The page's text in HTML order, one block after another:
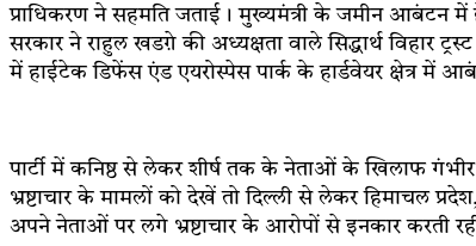
प्राधिकरण ने सहमति जताई। मुख्यमंत्री के जमीन आबंटन में
सरकार ने राहुल खडग़े की अध्यक्षता वाले सिद्धार्थ विहार
में हाईटेक डिफेंस एंड एयरोस्पेस पार्क के हार्डवेयर क्षेत्र में
पार्टी में कनिष्ठ से लेकर शीर्ष तक के नेताओं के खिलाफ
भ्रष्टाचार के मामलों को देखें तो दिल्ली से लेकर हिमाचल
अपने नेताओं पर लगे भ्रष्टाचार के आरोपों से इनकार करती